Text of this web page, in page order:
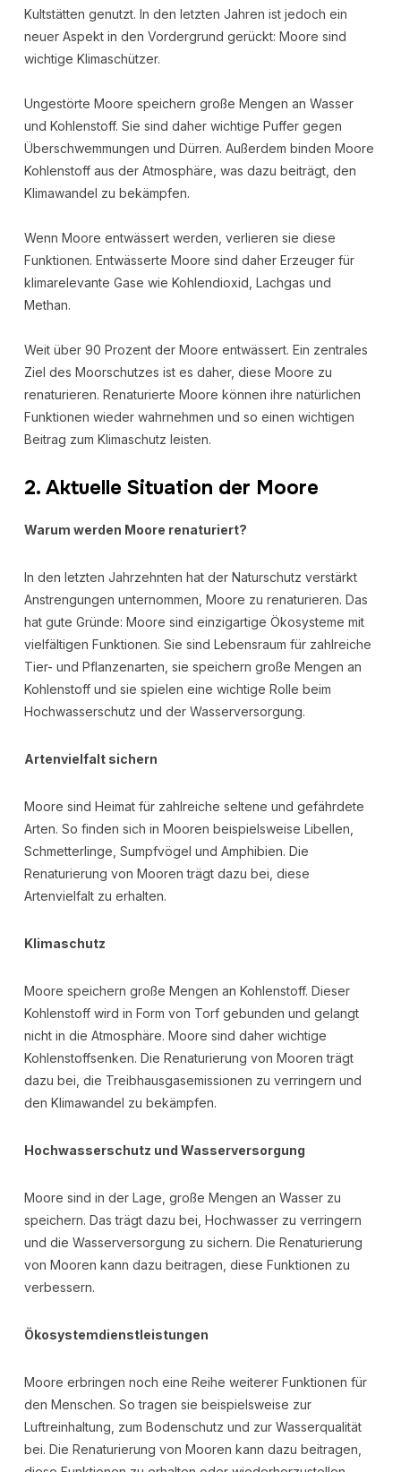
Kultstätten genutzt. In den letzten Jahren ist jedoch ein
neuer Aspekt in den Vordergrund gerückt: Moore sind
wichtige Klimaschützer.
Ungestörte Moore speichern große Mengen an Wasser
und Kohlenstoff. Sie sind daher wichtige Puffer gegen
Überschwemmungen und Dürren. Außerdem binden Moore
Kohlenstoff aus der Atmosphäre, was dazu beiträgt, den
Klimawandel zu bekämpfen.
Wenn Moore entwässert werden, verlieren sie diese
Funktionen. Entwässerte Moore sind daher Erzeuger für
klimarelevante Gase wie Kohlendioxid, Lachgas und
Methan.
Weit über 90 Prozent der Moore entwässert. Ein zentrales
Ziel des Moorschutzes ist es daher, diese Moore zu
renaturieren. Renaturierte Moore können ihre natürlichen
Funktionen wieder wahrnehmen und so einen wichtigen
Beitrag zum Klimaschutz leisten.
2. Aktuelle Situation der Moore
Warum werden Moore renaturiert?
In den letzten Jahrzehnten hat der Naturschutz verstärkt
Anstrengungen unternommen, Moore zu renaturieren. Das
hat gute Gründe: Moore sind einzigartige Ökosysteme mit
vielfältigen Funktionen. Sie sind Lebensraum für zahlreiche
Tier- und Pflanzenarten, sie speichern große Mengen an
Kohlenstoff und sie spielen eine wichtige Rolle beim
Hochwasserschutz und der Wasserversorgung.
Artenvielfalt sichern
Moore sind Heimat für zahlreiche seltene und gefährdete
Arten. So finden sich in Mooren beispielsweise Libellen,
Schmetterlinge, Sumpfvögel und Amphibien. Die
Renaturierung von Mooren trägt dazu bei, diese
Artenvielfalt zu erhalten.
Klimaschutz
Moore speichern große Mengen an Kohlenstoff. Dieser
Kohlenstoff wird in Form von Torf gebunden und gelangt
nicht in die Atmosphäre. Moore sind daher wichtige
Kohlenstoffsenken. Die Renaturierung von Mooren trägt
dazu bei, die Treibhausgasemissionen zu verringern und
den Klimawandel zu bekämpfen.
Hochwasserschutz und Wasserversorgung
Moore sind in der Lage, große Mengen an Wasser zu
speichern. Das trägt dazu bei, Hochwasser zu verringern
und die Wasserversorgung zu sichern. Die Renaturierung
von Mooren kann dazu beitragen, diese Funktionen zu
verbessern.
Ökosystemdienstleistungen
Moore erbringen noch eine Reihe weiterer Funktionen für
den Menschen. So tragen sie beispielsweise zur
Luftreinhaltung, zum Bodenschutz und zur Wasserqualität
bei. Die Renaturierung von Mooren kann dazu beitragen,